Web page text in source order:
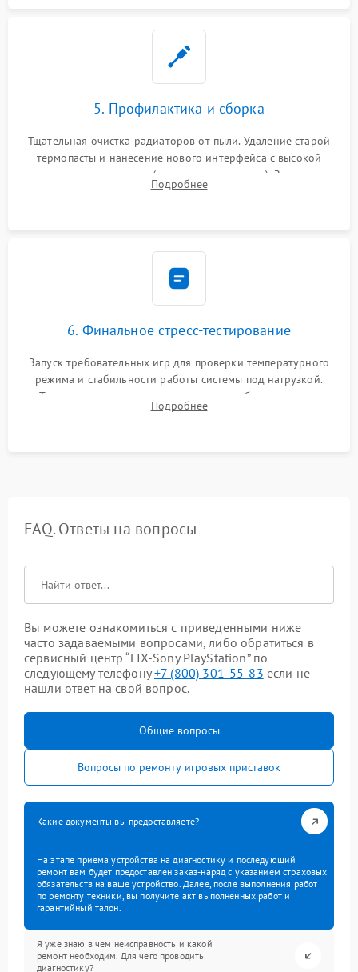
5. Профилактика и сборка
Тщательная очистка радиаторов от пыли. Удаление старой
термопасты и нанесение нового интерфейса с высокой
теплопроводностью (или жидкого металла). Замена
термопрокладок. Аккуратная сборка консоли и подключение
Подробнее
6. Финальное стресс-тестирование
Запуск требовательных игр для проверки температурного
режима и стабильности работы системы под нагрузкой.
Тестирование привода, синхронизации беспроводных
геймпадов, выхода в сеть и выдачи изображения без
Подробнее
FAQ. Ответы на вопросы
Вы можете ознакомиться с приведенными ниже
часто задаваемыми вопросами, либо обратиться в
сервисный центр “FIX-Sony PlayStation” по
следующему телефону+7 (800) 301-55-83 если не
нашли ответ на свой вопрос.
Общие вопросы
Вопросы по ремонту игровых приставок
Какие документы вы предоставляете?
На этапе приема устройства на диагностику и последующий
ремонт вам будет предоставлен заказ-наряд с указанием страховых
обязательств на ваше устройство. Далее, после выполнения работ
по ремонту техники, вы получите акт выполненных работ и
гарантийный талон.
Я уже знаю в чем неисправность и какой
ремонт необходим. Для чего проводить
диагностику?